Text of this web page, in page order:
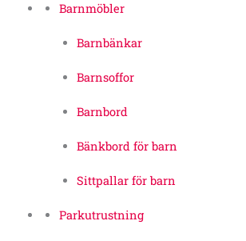
Barnmöbler
Barnbänkar
Barnsoffor
Barnbord
Bänkbord för barn
Sittpallar för barn
Parkutrustning